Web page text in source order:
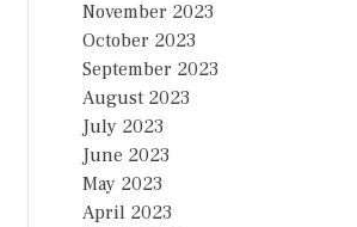
November 2023
October 2023
September 2023
August 2023
July 2023
June 2023
May 2023
April 2023